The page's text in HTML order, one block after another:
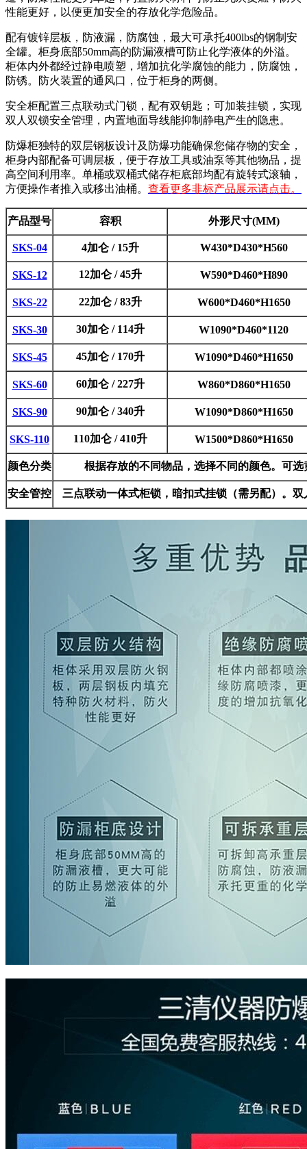
性能更好，以便更加安全的存放化学危险品。
配有镀锌层板，防液漏，防腐蚀，最大可承托400lbs的钢制安
全罐。柜身底部50mm高的防漏液槽可防止化学液体的外溢。
柜体内外都经过静电喷塑，增加抗化学腐蚀的能力，防腐蚀，
防锈。防火装置的通风口，位于柜身的两侧。
安全柜配置三点联动式门锁，配有双钥匙；可加装挂锁，实现
双人双锁安全管理，内置地面导线能抑制静电产生的隐患。
防爆柜独特的双层钢板设计及防爆功能确保您储存物的安全，
柜身内部配备可调层板，便于存放工具或油泵等其他物品，提
高空间利用率。单桶或双桶式储存柜底部均配有旋转式滚轴，
方便操作者推入或移出油桶。 查看更多非标产品展示请点击。
产品型号 容积 外形尺寸(MM)
SKS-04 4加仑 / 15升 W430*D430*H560
SKS-12 12加仑 / 45升 W590*D460*H890
SKS-22 22加仑 / 83升 W600*D460*H1650
SKS-30 30加仑 / 114升 W1090*D460*1120
SKS-45 45加仑 / 170升 W1090*D460*H1650
SKS-60 60加仑 / 227升 W860*D860*H1650
SKS-90 90加仑 / 340升 W1090*D860*H1650
SKS-110 110加仑 / 410升 W1500*D860*H1650
颜色分类 根据存放的不同物品，选择不同的颜色。可
安全管控 三点联动一体式柜锁，暗扣式挂锁（需另配）。